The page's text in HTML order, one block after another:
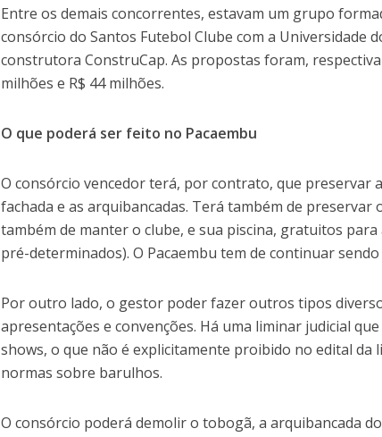
Entre os demais concorrentes, estavam um grupo
consórcio do Santos Futebol Clube com a Universidade
construtora ConstruCap. As propostas foram,
milhões e R$ 44 milhões.
O que poderá ser feito no Pacaembu
O consórcio vencedor terá, por contrato, que preservar
fachada e as arquibancadas. Terá também de preservar
também de manter o clube, e sua piscina, gratuitos
pré-determinados). O Pacaembu tem de continuar
Por outro lado, o gestor poder fazer outros tipos
apresentações e convenções. Há uma liminar judicial
shows, o que não é explicitamente proibido no edital da
normas sobre barulhos.
O consórcio poderá demolir o tobogã, a arquibancada